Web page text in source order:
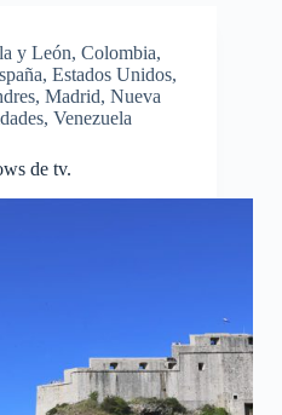
y León, Colombia,
, Estados Unidos,
, Madrid, Nueva
, Venezuela
de tv.